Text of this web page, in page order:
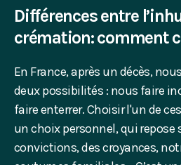
Différences entre
crémation: comment
En France, après un décès,
deux possibilités : nous faire
faire enterrer. Choisir l'un de
un choix personnel, qui repose
convictions, des croyances,